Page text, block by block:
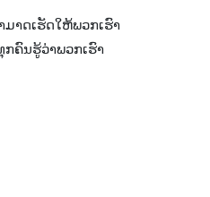
າດເຮັດໃຫ້ພວກເຮົາ
ກຄົນຮູ້ວ່າພວກເຮົາ